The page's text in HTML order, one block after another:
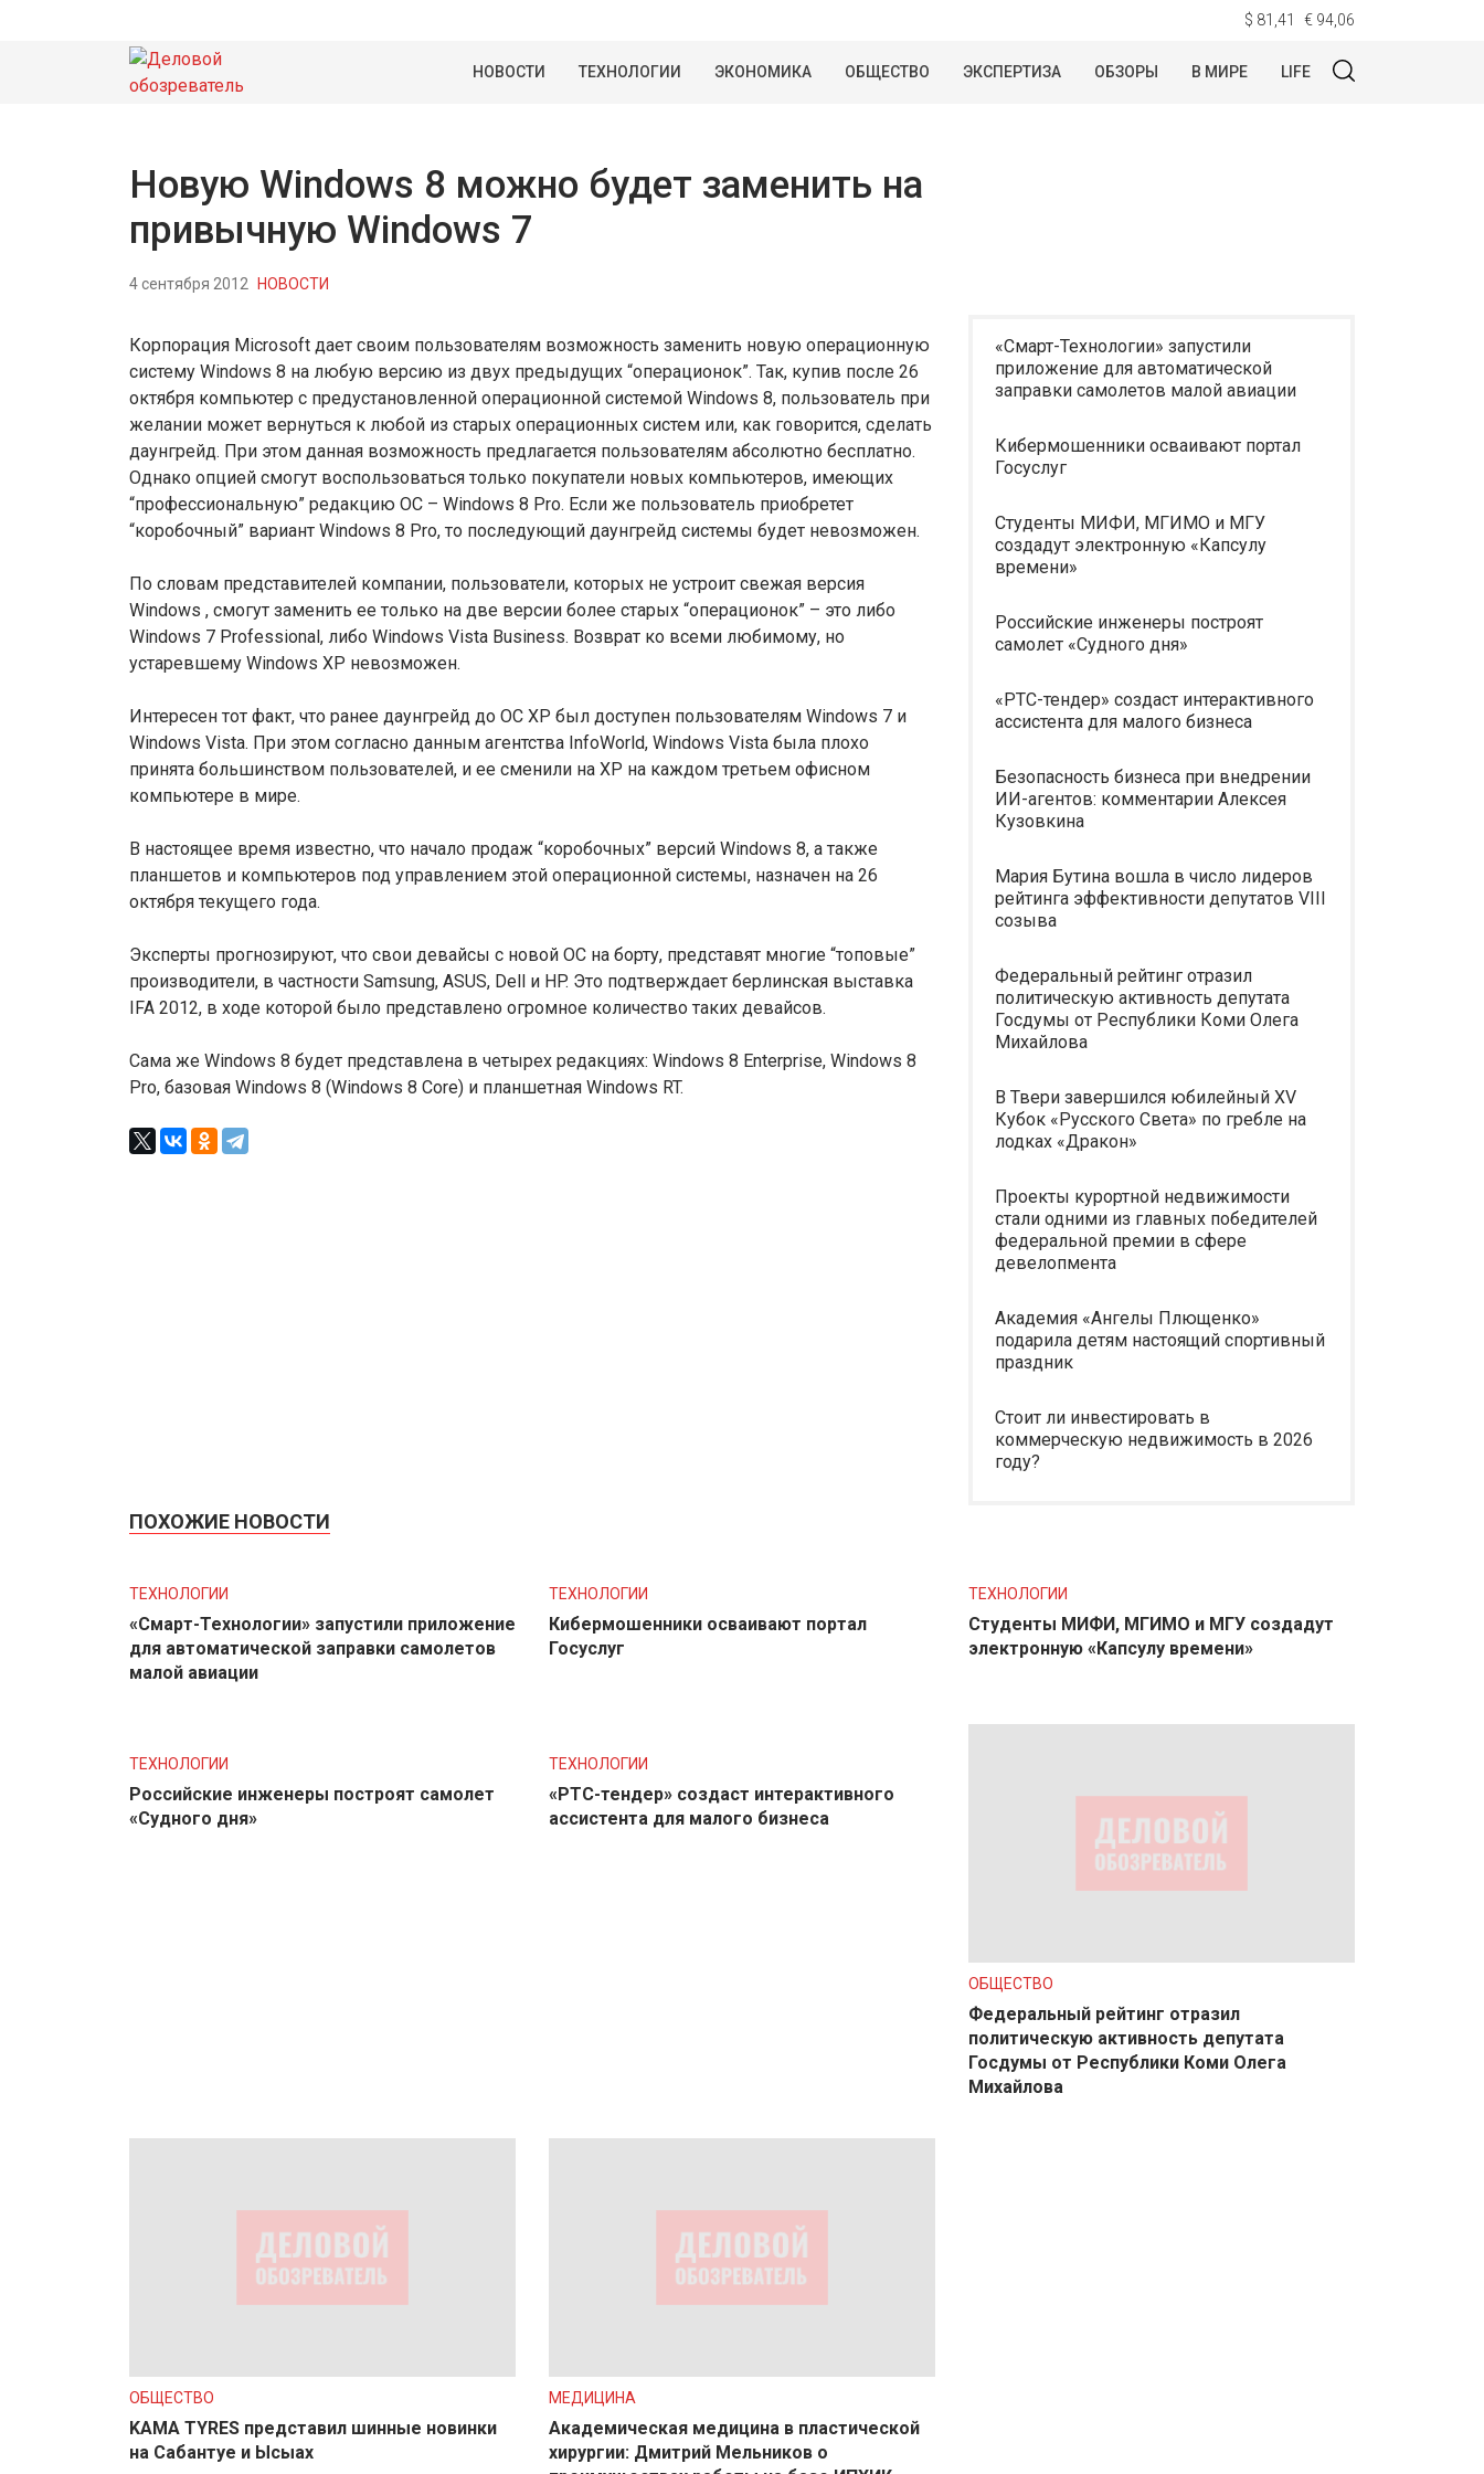
$ 81,41 € 94,06
НОВОСТИ ТЕХНОЛОГИИ ЭКОНОМИКА ОБЩЕСТВО ЭКСПЕРТИЗА ОБЗОРЫ В МИРЕ LIFE
Новую Windows 8 можно будет заменить на
привычную Windows 7
4 сентября 2012 НОВОСТИ
Корпорация Microsoft дает своим пользователям возможность заменить новую операционную
систему Windows 8 на любую версию из двух предыдущих “операционок”. Так, купив после 26
октября компьютер с предустановленной операционной системой Windows 8, пользователь при
желании может вернуться к любой из старых операционных систем или, как говорится, сделать
даунгрейд. При этом данная возможность предлагается пользователям абсолютно бесплатно.
Однако опцией смогут воспользоваться только покупатели новых компьютеров, имеющих
“профессиональную” редакцию ОС – Windows 8 Pro. Если же пользователь приобретет
“коробочный” вариант Windows 8 Pro, то последующий даунгрейд системы будет невозможен.
По словам представителей компании, пользователи, которых не устроит свежая версия
Windows , смогут заменить ее только на две версии более старых “операционок” – это либо
Windows 7 Professional, либо Windows Vista Business. Возврат ко всеми любимому, но
устаревшему Windows XP невозможен.
Интересен тот факт, что ранее даунгрейд до ОС XP был доступен пользователям Windows 7 и
Windows Vista. При этом согласно данным агентства InfoWorld, Windows Vista была плохо
принята большинством пользователей, и ее сменили на XP на каждом третьем офисном
компьютере в мире.
В настоящее время известно, что начало продаж “коробочных” версий Windows 8, а также
планшетов и компьютеров под управлением этой операционной системы, назначен на 26
октября текущего года.
Эксперты прогнозируют, что свои девайсы с новой ОС на борту, представят многие “топовые”
производители, в частности Samsung, ASUS, Dell и HP. Это подтверждает берлинская выставка
IFA 2012, в ходе которой было представлено огромное количество таких девайсов.
Сама же Windows 8 будет представлена в четырех редакциях: Windows 8 Enterprise, Windows 8
Pro, базовая Windows 8 (Windows 8 Core) и планшетная Windows RT.
«Смарт-Технологии» запустили
приложение для автоматической
заправки самолетов малой авиации
Кибермошенники осваивают портал
Госуслуг
Студенты МИФИ, МГИМО и МГУ
создадут электронную «Капсулу
времени»
Российские инженеры построят
самолет «Судного дня»
«РТС-тендер» создаст интерактивного
ассистента для малого бизнеса
Безопасность бизнеса при внедрении
ИИ-агентов: комментарии Алексея
Кузовкина
Мария Бутина вошла в число лидеров
рейтинга эффективности депутатов VIII
созыва
Федеральный рейтинг отразил
политическую активность депутата
Госдумы от Республики Коми Олега
Михайлова
В Твери завершился юбилейный XV
Кубок «Русского Света» по гребле на
лодках «Дракон»
Проекты курортной недвижимости
стали одними из главных победителей
федеральной премии в сфере
девелопмента
Академия «Ангелы Плющенко»
подарила детям настоящий спортивный
праздник
Стоит ли инвестировать в
коммерческую недвижимость в 2026
году?
ПОХОЖИЕ НОВОСТИ
ТЕХНОЛОГИИ
«Смарт-Технологии» запустили приложение
для автоматической заправки самолетов
малой авиации
ТЕХНОЛОГИИ
Кибермошенники осваивают портал
Госуслуг
ТЕХНОЛОГИИ
Студенты МИФИ, МГИМО и МГУ создадут
электронную «Капсулу времени»
ТЕХНОЛОГИИ
Российские инженеры построят самолет
«Судного дня»
ТЕХНОЛОГИИ
«РТС-тендер» создаст интерактивного
ассистента для малого бизнеса
ОБЩЕСТВО
Федеральный рейтинг отразил
политическую активность депутата
Госдумы от Республики Коми Олега
Михайлова
ОБЩЕСТВО
KAMA TYRES представил шинные новинки
на Сабантуе и Ысыах
МЕДИЦИНА
Академическая медицина в пластической
хирургии: Дмитрий Мельников о